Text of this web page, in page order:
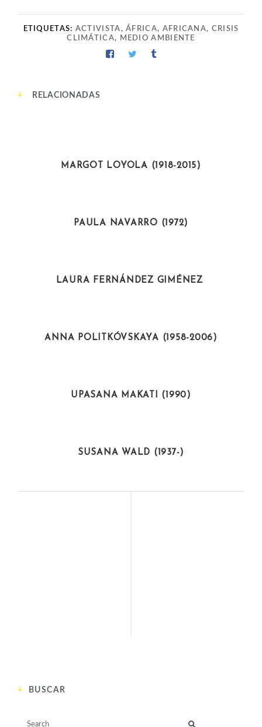
ETIQUETAS: ACTIVISTA,ÁFRICA, AFRICANA, CRISIS
CLIMÁTICA, MEDIO AMBIENTE
RELACIONADAS
MARGOT LOYOLA (1918-2015)
PAULA NAVARRO (1972)
LAURA FERNÁNDEZ GIMÉNEZ
ANNA POLITKÓVSKAYA (1958-2006)
UPASANA MAKATI (1990)
SUSANA WALD (1937-)
BUSCAR